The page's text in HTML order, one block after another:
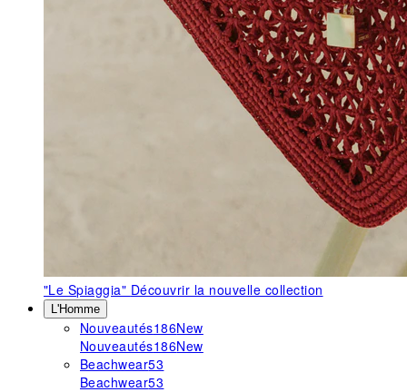
"Le Spiaggia" Découvrir la nouvelle collection
L'Homme
Nouveautés186New
Nouveautés186New
Beachwear53
Beachwear53